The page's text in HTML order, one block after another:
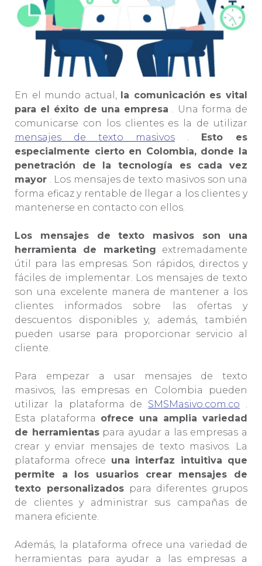
En el mundo actual, la comunicación es vital
para el éxito de una empresa . Una forma de
comunicarse con los clientes es la de utilizar
mensajes de texto masivos
Esto es
especialmente cierto en Colombia, donde la
penetración de la tecnología es cada vez
mayor . Los mensajes de texto masivos son una
forma eficaz y rentable de llegar a los clientes y
mantenerse en contacto con ellos.
Los mensajes de texto masivos son una
herramienta de marketing extremadamente
útil para las empresas. Son rápidos, directos y
fáciles de implementar. Los mensajes de texto
son una excelente manera de mantener a los
clientes informados sobre las ofertas y
descuentos disponibles y, además, también
pueden usarse para proporcionar servicio al
cliente.
Para empezar a usar mensajes de texto
masivos, las empresas en Colombia pueden
utilizar la plataforma de SMSMasivo.com.co
Esta plataforma ofrece una amplia variedad
de herramientaspara ayudar a las empresas a
crear y enviar mensajes de texto masivos. La
plataforma ofrece una interfaz intuitiva que
permite a los usuarios crear mensajes de
texto personalizadospara diferentes grupos
de clientes y administrar sus campañas de
manera eficiente.
Además, la plataforma ofrece una variedad de
herramientas para ayudar a las empresas a